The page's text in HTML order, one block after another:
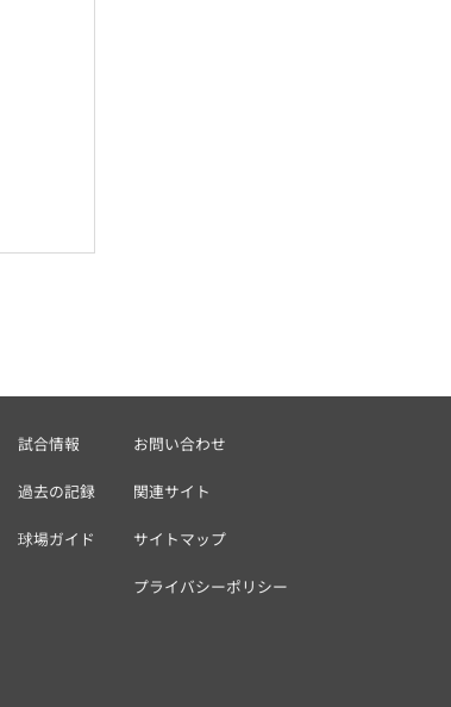
試合情報
過去の記録
球場ガイド
お問い合わせ
関連サイト
サイトマップ
プライバシーポリシー